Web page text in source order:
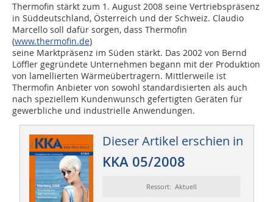
Thermofin stärkt zum 1. August 2008 seine Vertriebspräsenz
in Süddeutschland, Öster­reich und der Schweiz. Claudio
Marcello soll dafür sorgen, dass Thermofin
(www.thermofin.de)
seine Marktpräsenz im Süden stärkt. Das 2002 von Bernd
Löffler gegründete Unternehmen begann mit der Produktion
von lamellierten Wärmeübertragern. Mittlerweile ist
Thermofin Anbieter von sowohl standardisierten als auch
nach speziellem Kundenwunsch gefertigten Geräten für
gewerbliche und industrielle Anwendungen.
Dieser Artikel erschien in
KKA 05/2008
Ressort: Aktuell